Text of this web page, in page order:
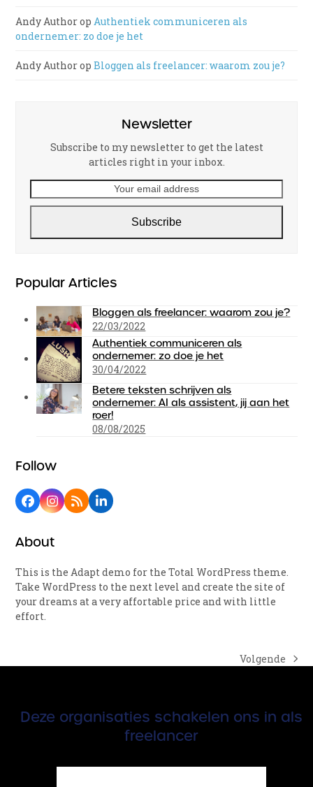
Andy AuthoropAuthentiek communiceren als
ondernemer: zo doe je het
Andy AuthoropBloggen als freelancer: waarom zou je?
Newsletter
Subscribe to my newsletter to get the latest
articles right in your inbox.
email
Subscribe
Popular Articles
Bloggen als freelancer: waarom zou je?
22/03/2022
Authentiek communiceren als
ondernemer: zo doe je het
30/04/2022
Betere teksten schrijven als
ondernemer: AI als assistent, jij aan het
roer!
08/08/2025
Follow
Facebook
Instagram
RSSLinkedIn
About
This is the Adapt demo for the Total WordPress theme.
Take WordPress to the next level and create the site of
your dreams at a very affortable price and with little
effort.
next
Volgende
Deze organisaties schakelen ons in als
freelancer